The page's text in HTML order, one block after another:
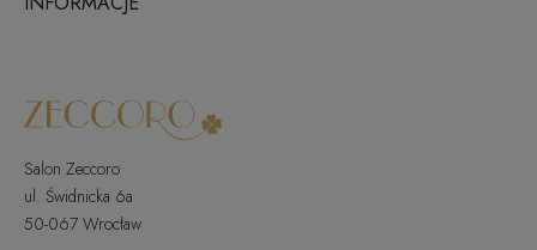
Salon Zeccoro
ul. Świdnicka 6a
50-067 Wrocław